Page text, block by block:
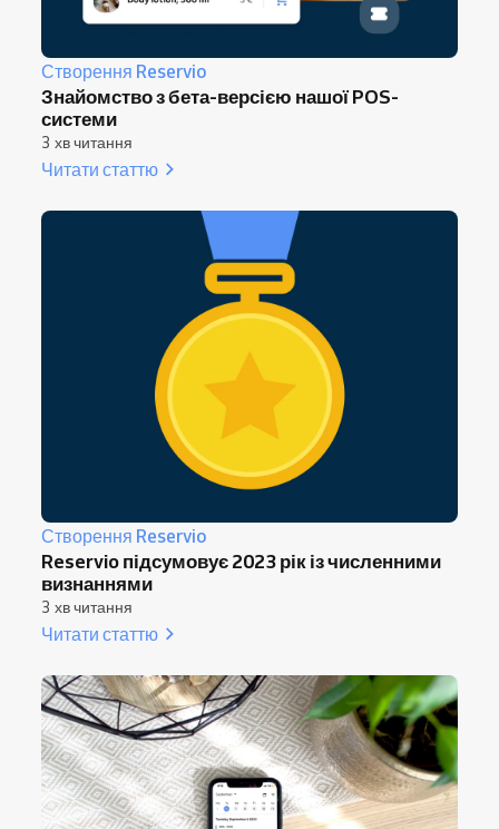
Створення Reservio
Знайомство з бета-версією нашої POS-
системи
3 хв читання
Читати статтю
Створення Reservio
Reservio підсумовує 2023 рік із численними
визнаннями
3 хв читання
Читати статтю